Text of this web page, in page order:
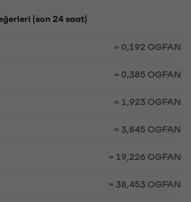
(son 24 saat)
= 0,192 OGFAN
= 0,385 OGFAN
= 1,923 OGFAN
= 3,845 OGFAN
= 19,226 OGFAN
= 38,453 OGFAN